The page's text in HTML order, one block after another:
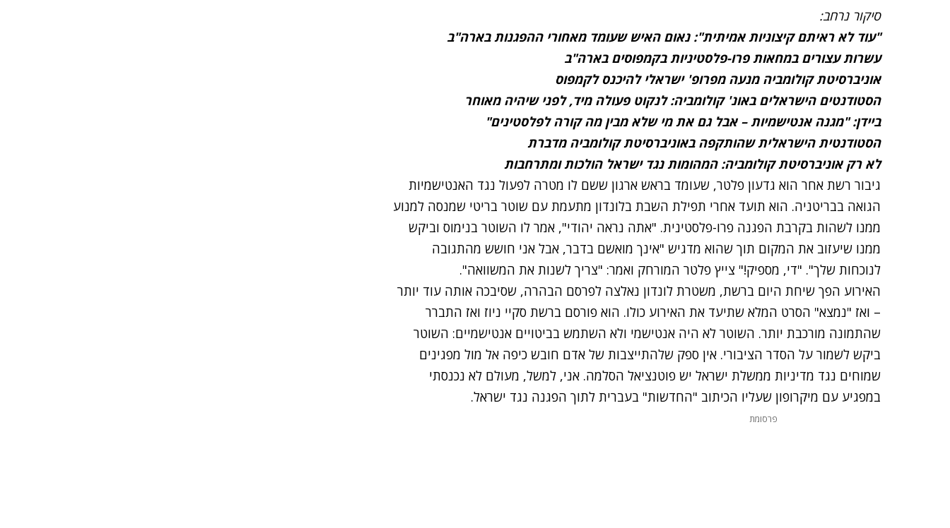
סיקור נרחב:
"עוד לא ראיתם קיצוניות אמיתית": נאום האיש שעומד מאחורי ההפגנות בארה"ב
עשרות עצורים במחאות פרו-פלסטיניות בקמפוסים בארה"ב
אוניברסיטת קולומביה מנעה מפרופ' ישראלי להיכנס לקמפוס
הסטודנטים הישראלים באונ' קולומביה: לנקוט פעולה מיד, לפני שיהיה מאוחר
ביידן: "מגנה אנטישמיות – אבל גם את מי שלא מבין מה קורה לפלסטינים"
הסטודנטית הישראלית שהותקפה באוניברסיטת קולומביה מדברת
לא רק אוניברסיטת קולומביה: המהומות נגד ישראל הולכות ומתרחבות
גיבור רשת אחר הוא גדעון פלטר, שעומד בראש ארגון ששם לו מטרה לפעול נגד האנטישמיות
הגואה בבריטניה. הוא תועד אחרי תפילת השבת בלונדון מתעמת עם שוטר בריטי שמנסה למנוע
ממנו לשהות בקרבת הפגנה פרו-פלסטינית. "אתה נראה יהודי", אמר לו השוטר בנימוס וביקש
ממנו שיעזוב את המקום תוך שהוא מדגיש "אינך מואשם בדבר, אבל אני חושש מהתגובה
לנוכחות שלך". "די, מספיק!" צייץ פלטר המורחק ואמר: "צריך לשנות את המשוואה".
האירוע הפך שיחת היום ברשת, משטרת לונדון נאלצה לפרסם הבהרה, שסיבכה אותה עוד יותר
– ואז "נמצא" הסרט המלא שתיעד את האירוע כולו. הוא פורסם ברשת סקיי ניוז ואז התברר
שהתמונה מורכבת יותר. השוטר לא היה אנטישמי ולא השתמש בביטויים אנטישמיים: השוטר
ביקש לשמור על הסדר הציבורי. אין ספק שלהתייצבות של אדם חובש כיפה אל מול מפגינים
שמוחים נגד מדיניות ממשלת ישראל יש פוטנציאל הסלמה. אני, למשל, מעולם לא נכנסתי
במפגיע עם מיקרופון שעליו הכיתוב "החדשות" בעברית לתוך הפגנה נגד ישראל.
פרסומת